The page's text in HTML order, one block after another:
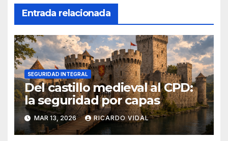
Entrada relacionada
SEGURIDAD INTEGRAL
Del castillo medieval al CPD:
la seguridad por capas
MAR 13, 2026 RICARDO VIDAL